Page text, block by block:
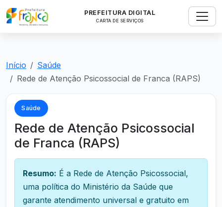
PREFEITURA DIGITAL
CARTA DE SERVIÇOS
Início
Saúde
Rede de Atenção Psicossocial de Franca (RAPS)
Saúde
Rede de Atenção Psicossocial
de Franca (RAPS)
Resumo: É a Rede de Atenção Psicossocial,
uma política do Ministério da Saúde que
garante atendimento universal e gratuito em